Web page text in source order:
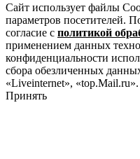
Сайт использует файлы
параметров посетителей.
согласие с политикой
применением данных
конфиденциальности
сбора обезличенных
«Liveinternet», «top.Mail.ru».
Принять